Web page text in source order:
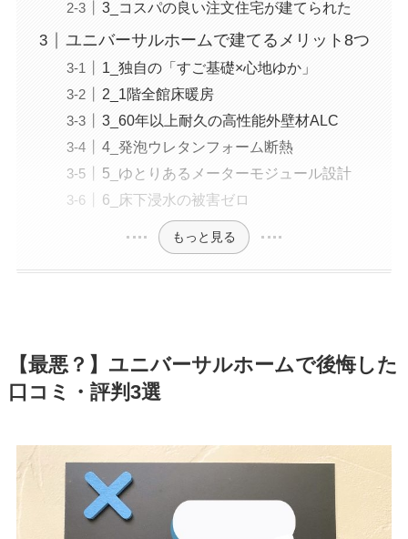
3_コスパの良い注文住宅が建てられた
ユニバーサルホームで建てるメリット8つ
1_独自の「すご基礎×心地ゆか」
2_1階全館床暖房
3_60年以上耐久の高性能外壁材ALC
4_発泡ウレタンフォーム断熱
5_ゆとりあるメーターモジュール設計
6_床下浸水の被害ゼロ
もっと見る
【最悪？】ユニバーサルホームで後悔した
口コミ・評判3選